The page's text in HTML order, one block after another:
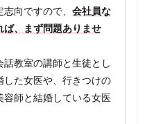
向ですので、 会社員な
ば、まず問題ありませ
教室の講師と生徒とし
した女医や、行きつけの
容師と結婚している女医